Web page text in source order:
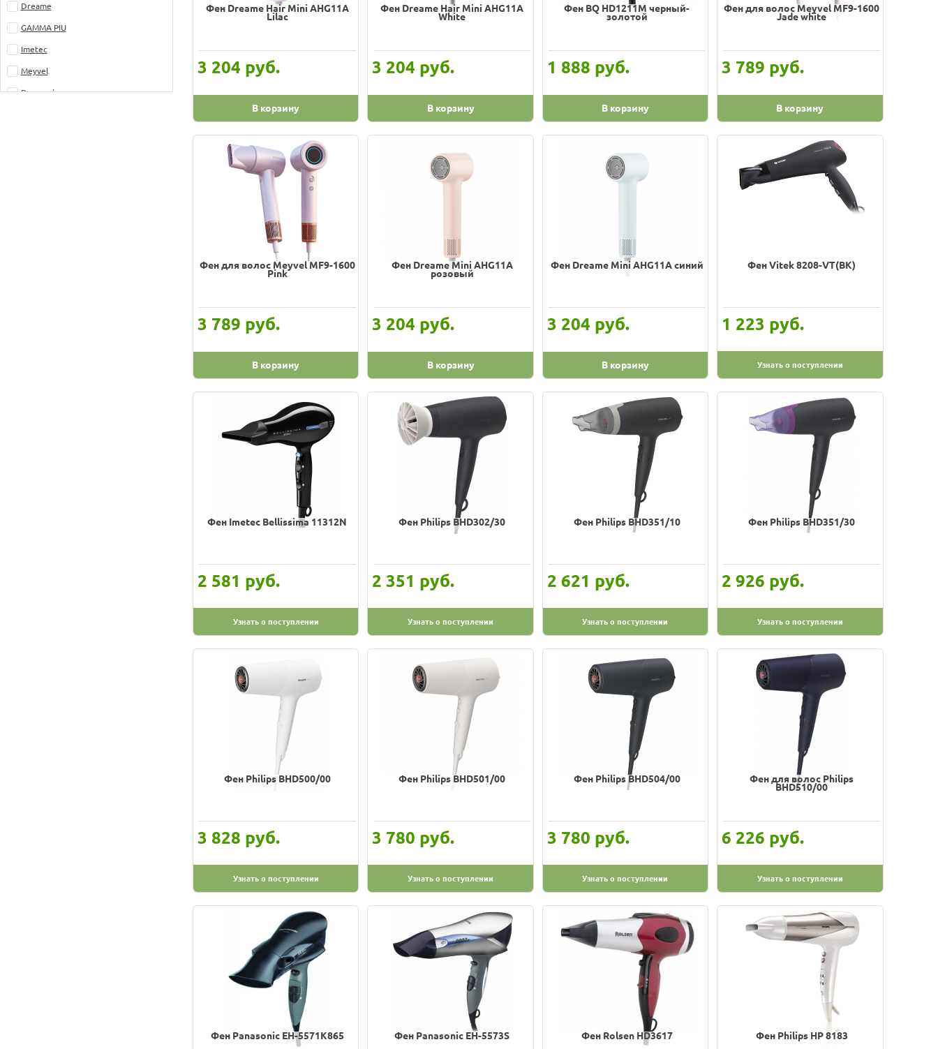
Dreame
GAMMA PIU
Imetec
Meyvel
Panasonic
Фен Dreame Hair Mini AHG11A
Lilac
3 204 руб.
В корзину
Фен Dreame Hair Mini AHG11A
White
3 204 руб.
В корзину
Фен BQ HD1211M черный-
золотой
1 888 руб.
В корзину
Фен для волос Meyvel MF9-1600
Jade white
3 789 руб.
В корзину
Фен для волос Meyvel MF9-1600
Pink
3 789 руб.
В корзину
Фен Dreame Mini AHG11A
розовый
3 204 руб.
В корзину
Фен Dreame Mini AHG11A синий
3 204 руб.
В корзину
Фен Vitek 8208-VT(BK)
1 223 руб.
Узнать о поступлении
Фен Imetec Bellissima 11312N
2 581 руб.
Узнать о поступлении
Фен Philips BHD302/30
2 351 руб.
Узнать о поступлении
Фен Philips BHD351/10
2 621 руб.
Узнать о поступлении
Фен Philips BHD351/30
2 926 руб.
Узнать о поступлении
Фен Philips BHD500/00
3 828 руб.
Узнать о поступлении
Фен Philips BHD501/00
3 780 руб.
Узнать о поступлении
Фен Philips BHD504/00
3 780 руб.
Узнать о поступлении
Фен для волос Philips
BHD510/00
6 226 руб.
Узнать о поступлении
Фен Panasonic EH-5571K865 Фен Panasonic EH-5573S Фен Rolsen HD3617 Фен Philips HP 8183